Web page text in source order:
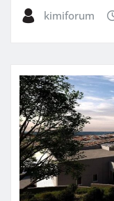
kimiforum